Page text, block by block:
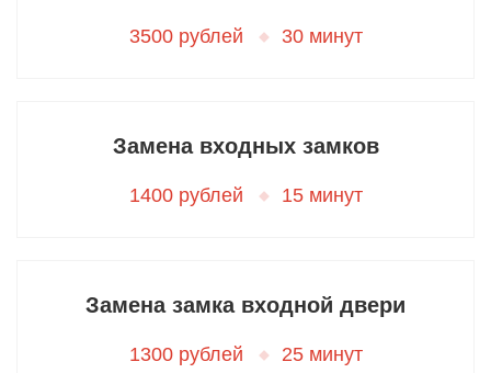
3500 рублей 30 минут
Замена входных замков
1400 рублей 15 минут
Замена замка входной двери
1300 рублей 25 минут